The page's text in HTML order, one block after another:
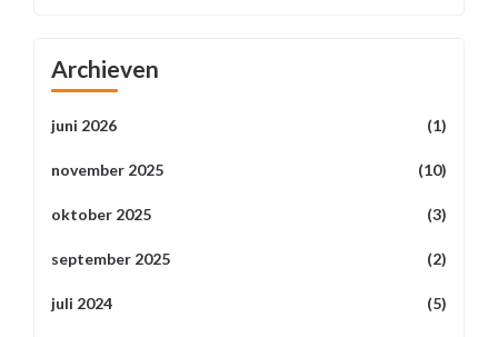
Archieven
juni 2026 (1)
november 2025 (10)
oktober 2025 (3)
september 2025 (2)
juli 2024 (5)